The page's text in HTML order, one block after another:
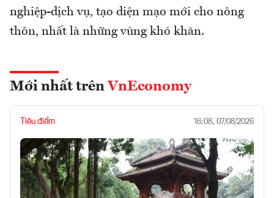
nghiệp-dịch vụ, tạo diện mạo mới cho nông
thôn, nhất là những vùng khó khăn.
Mới nhất trên VnEconomy
Tiêu điểm 16:08, 07/08/2026